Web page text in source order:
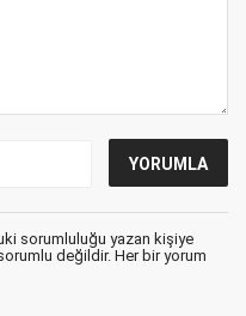
sorumluluğu yazan kişiye
değildir. Her bir yorum